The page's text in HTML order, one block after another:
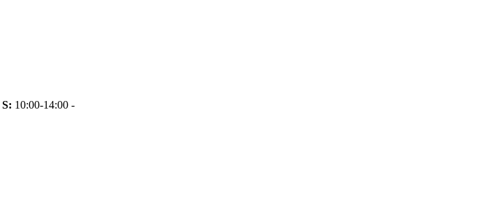
S: 10:00-14:00 -